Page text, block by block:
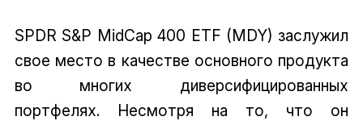
SPDR S&P MidCap 400 ETF (MDY) заслужил
свое место в качестве основного продукта
во многих диверсифицированных
портфелях. Несмотря на то, что он